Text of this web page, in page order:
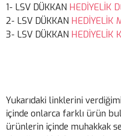
1- LSV DÜKKAN HEDİYELİK
2- LSV DÜKKAN HEDİYELİK
3- LSV DÜKKAN HEDİYELİK
Yukarıdaki linklerini
içinde onlarca farklı ürün
ürünlerin içinde muhakkak